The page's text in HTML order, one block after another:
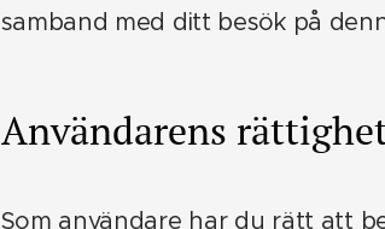
samband med ditt besök på
Användarens
Som användare har du rätt att